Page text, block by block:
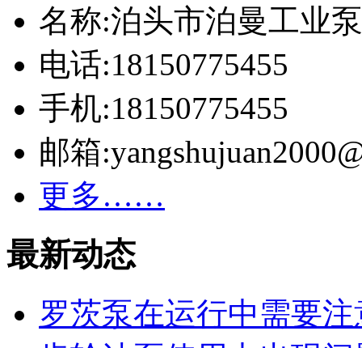
名称:泊头市泊曼工业
电话:18150775455
手机:18150775455
邮箱
更多……
最新动态
罗茨泵在运行中需要